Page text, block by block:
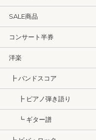
SALE商品
コンサート半券
洋楽
┣ バンドスコア
┣ ピアノ弾き語り
┗ ギター譜